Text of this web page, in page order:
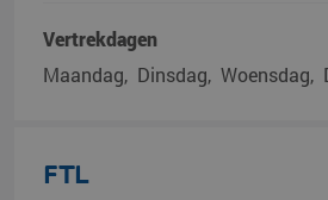
Vertrekdagen
Maandag
Dinsdag Woensdag
FTL